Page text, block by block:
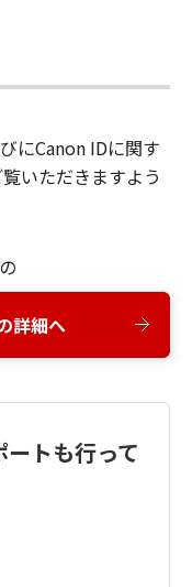
にCanon IDに関す
いただきますよう
詳細へ
トも行って